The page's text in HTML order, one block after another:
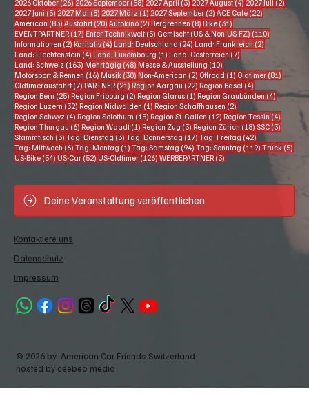
2026 Oktober (26) 26 Beiträge
2026 September (58) 58 Beiträge
2027 April (3) 3 Beiträge
2027 August (4) 4 Beiträge
2027 Juli (2)
2027 Juni (5) 5 Beiträge
2027 Mai (8) 8 Beiträge
2027 März (1) 1 Beitrag
2027 September (2) 2 Beiträge
ACE Cafe (22) 22 Beiträge
American (83) 83 Beiträge
Ausfahrt (20) 20 Beiträge
Autokino (2) 2 Beiträge
Bergrennen (8) 8 Beiträge
Bike (31)
EVENTPARTNER (17) 17 Beiträge
Enter Technikwelt (5) 5 Beiträge
Gemischt (US & Non-US-FZ) (110)
Informationen (2) 2 Beiträge
Karitativ (4) 4 Beiträge
Land: Deutschland (24) 24 Beiträge
Land: Frankreich (2)
Land: Liechtenstein (4) 4 Beiträge
Land: Luxembourg (1) 1 Beitrag
Land: Oesterreich (7)
Land: Schweiz (163) 163 Beiträge
Mehrtägig (48) 48 Beiträge
Messe & Ausstellung (10)
Motorsport & Rennen (16) 16 Beiträge
Musik (30) 30 Beiträge
Non-American (2) 2 Beiträge
Offroad (1) 1 Beitrag
Oldtimer (81)
Oldtimerausfahrt (7) 7 Beiträge
PARTNER (21) 21 Beiträge
Region Aargau (22) 22 Beiträge
Region Basel (4)
Region Bern (25) 25 Beiträge
Region Fribourg (2) 2 Beiträge
Region Glarus (1) 1 Beitrag
Region Graubünden (4)4 Beiträge
Region Luzern (32) 32 Beiträge
Region Nidwalden (1) 1 Beitrag
Region Schaffhausen (2)
Region Schwyz (4) 4 Beiträge
Region Solothurn (15) 15 Beiträge
Region St. Gallen (12) 12 Beiträge
Region Tessin (4) 4
Region Thurgau (6) 6 Beiträge
Region Waadt (1) 1 Beitrag
Region Zug (3) 3 Beiträge
Region Zürich (18) 18 Beiträge
SSC (3) 3
Stammtisch (3) 3 Beiträge
Tag: Dienstag (3) 3 Beiträge
Tag: Donnerstag (17) 17 Beiträge
Tag: Freitag (42)
Tag: Mittwoch (6) 6 Beiträge
Tag: Montag (1) 1 Beitrag
Tag: Samstag (94) 94 Beiträge
Tag: Sonntag (119) 119 Beiträge
Truck (5)
US-Bike (54) 54 Beiträge
US-Car (52) 52 Beiträge
US-Oldtimer (126) 126 Beiträge
WERBEPARTNER (3)
Deine Veranstaltung veröffentlichen
Kontaktiere uns
Datenschutz
Impressum
© 2026 by American Car Friends Switzerland
hosted by ceebeo media